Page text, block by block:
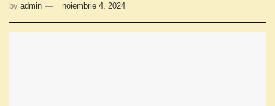
by admin noiembrie 4, 2024